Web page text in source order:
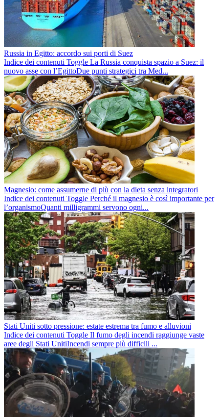
Russia in Egitto: accordo sui porti di Suez
Indice dei contenuti Toggle La Russia conquista spazio a Suez: il
nuovo asse con l’EgittoDue punti strategici tra Med...
Magnesio: come assumerne di più con la dieta senza integratori
Indice dei contenuti Toggle Perché il magnesio è così importante per
l’organismoQuanti milligrammi servono ogni...
Stati Uniti sotto pressione: estate estrema tra fumo e alluvioni
Indice dei contenuti Toggle Il fumo degli incendi raggiunge vaste
aree degli Stati UnitiIncendi sempre più difficili ...